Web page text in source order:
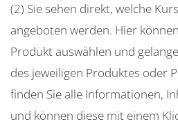
(2) Sie sehen direkt, welche
angeboten werden. Hier
Produkt auswählen und
des jeweiligen Produktes oder
finden Sie alle Informationen,
und können diese mit einem